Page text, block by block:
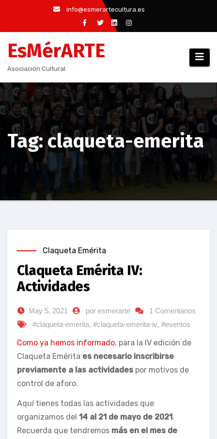
contenido
info@esmerartecultura.es
EsMérARTE
Asociación Cultural
Tag: claqueta-emerita
Claqueta Emérita
Claqueta Emérita IV:
Actividades
May 5, 2021 por esmerarte
1 Comentarios
#claqueta-emerita, #claqueta-emerita-iv, #eventos
Como ya hemos informado, para la IV edición de
Claqueta Emérita es necesario inscribirse
previamente a las actividades por motivos de
control de aforo.
Aquí tienes todas las actividades que
organizamos del 14 al 21 de mayo de 2021.
Recuerda que tendremos más en el mes de